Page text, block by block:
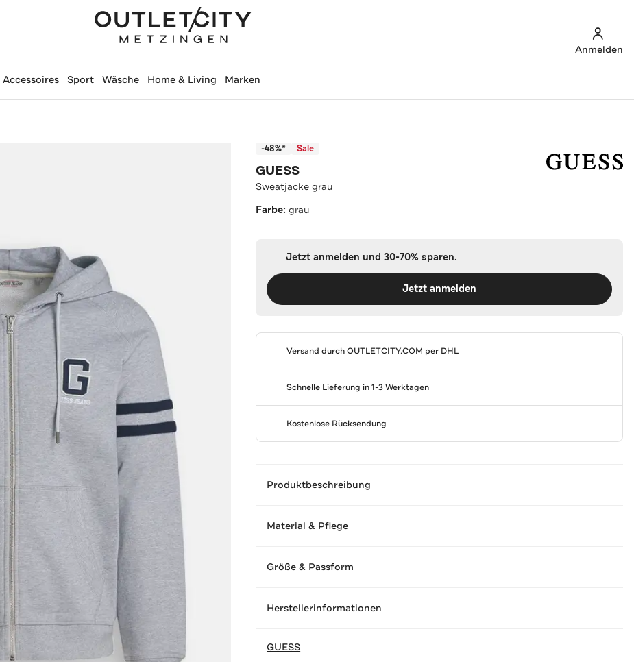
Anmelden
Accessoires Sport Wäsche Home & Living Marken
-48%* Sale
GUESS
Sweatjacke grau
Farbe:grau
Jetzt anmelden und 30-70% sparen.
Jetzt anmelden
Versand durchOUTLETCITY.COM per DHL
Schnelle Lieferung in 1-3 Werktagen
Kostenlose Rücksendung
Produktbeschreibung
Material & Pflege
Größe & Passform
Herstellerinformationen
GUESS